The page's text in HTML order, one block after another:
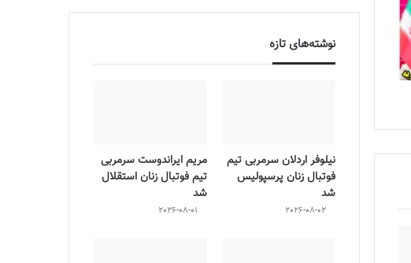
نوشته‌های تازه
نیلوفر اردلان سرمربی تیم
فوتبال زنان پرسپولیس
شد
2026-08-02
مریم ایراندوست سرمربی
تیم فوتبال زنان استقلال
شد
2026-08-01